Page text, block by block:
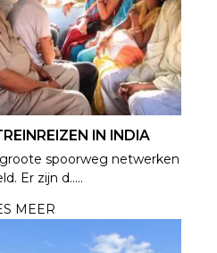
IN INDIA
spoorweg netwerken
Er zijn d.....
MEER